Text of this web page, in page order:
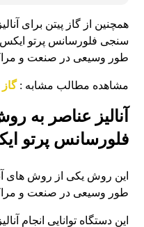
سنجی فلورسانس پرتو ایکس)
طور وسیعی در صنعت و
مشاهده مطالب مشابه :
آنالیز عناصر
فلورسانس پرتو
این روش یکی از روش‌ های
طور وسیعی در صنعت و
این دستگاه توانایی انجام